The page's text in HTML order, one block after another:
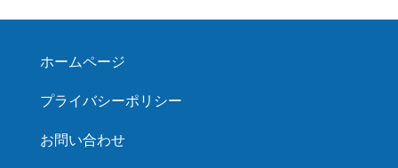
ホームページ
プライバシーポリシー
お問い合わせ